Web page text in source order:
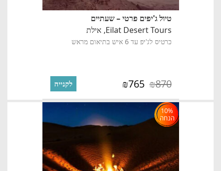
טיול ג'יפים פרטי – שעתיים
Eilat Desert Tours, אילת
כרטיס לג'יפ עד 6 איש בתיאום מראש
₪870
₪765 לקנייה
10%
הנחה